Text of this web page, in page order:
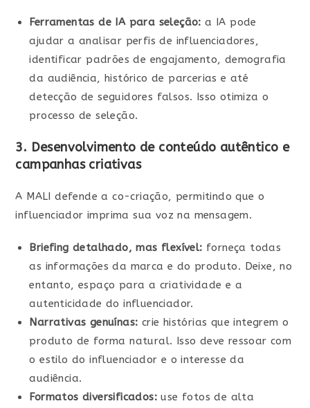
Ferramentas de IA para seleção: a IA pode
ajudar a analisar perfis de influenciadores,
identificar padrões de engajamento, demografia
da audiência, histórico de parcerias e até
detecção de seguidores falsos. Isso otimiza o
processo de seleção.
3. Desenvolvimento de conteúdo autêntico e
campanhas criativas
A MALI defende a co-criação, permitindo que o
influenciador imprima sua voz na mensagem.
Briefing detalhado, mas flexível: forneça todas
as informações da marca e do produto. Deixe, no
entanto, espaço para a criatividade e a
autenticidade do influenciador.
Narrativas genuínas: crie histórias que integrem o
produto de forma natural. Isso deve ressoar com
o estilo do influenciador e o interesse da
audiência.
Formatos diversificados: use fotos de alta